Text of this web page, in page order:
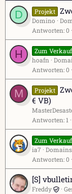
D
Projekt
Domino
Antworten 0
H Zum Verkauf
hoafn
Antworten 0
M Projekt
€ VB)
Antworten 1
Zum Verkauf
ia7
Antworten 0
[S]
Freddy